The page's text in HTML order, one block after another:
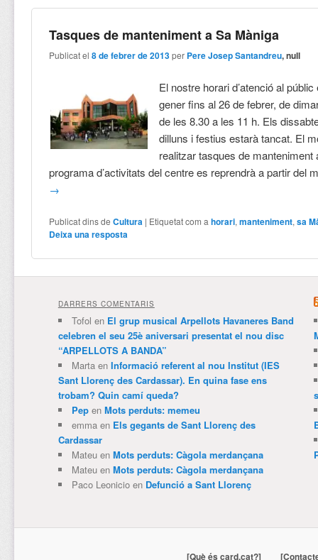
Tasques de manteniment a Sa Màniga
Publicat el8 de febrer de 2013 per Pere Josep Santandreu, null
El nostre horari d’atenció al
gener fins al 26 de febrer, de
de les 8.30 a les 11 h. Els
dilluns i festius estarà tancat. El
realitzar tasques de manteniment
programa d’activitats del centre es reprendrà a partir del
→
Publicat dins de Cultura | Etiquetat com a horari,manteniment,sa
Deixa una resposta
DARRERS COMENTARIS
Tofol en El grup musical Arpellots Havaneres Band
celebren el seu 25è aniversari presentat el nou disc
“ARPELLOTS A BANDA”
Martaen Informació referent al nou Institut (IES
Sant Llorenç des Cardassar). En quina fase ens
trobam? Quin camí queda?
Pepen Mots perduts: memeu
emmaen Els gegants de Sant Llorenç des
Cardassar
Mateuen Mots perduts: Càgola merdançana
Mateuen Mots perduts: Càgola merdançana
Paco Leonicioen Defunció a Sant Llorenç
[Què és card.cat?]